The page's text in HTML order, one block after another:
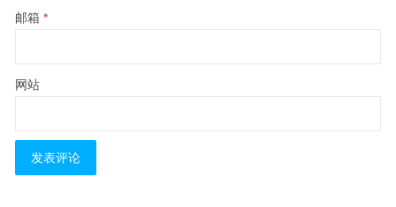
邮箱 *
网站